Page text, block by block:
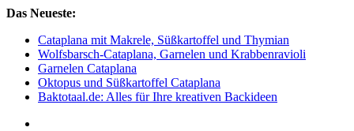
Skip
content
Das Neueste:
Cataplana mit Makrele, Süßkartoffel und Thymian
Wolfsbarsch-Cataplana, Garnelen und Krabbenravioli
Garnelen Cataplana
Oktopus und Süßkartoffel Cataplana
Baktotaal.de: Alles für Ihre kreativen Backideen